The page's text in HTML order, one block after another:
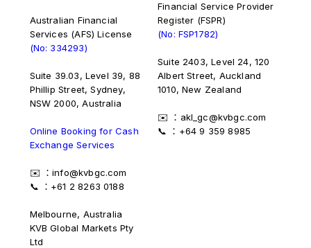
Australian Financial
Services (AFS) License
(No: 334293)
Suite 39.03, Level 39, 88
Phillip Street, Sydney,
NSW 2000, Australia
Online Booking for Cash
Exchange Services
✉️ ：info@kvbgc.com
📞 ：+61 2 8263 0188
Melbourne, Australia
KVB Global Markets Pty
Ltd
Financial Service Provider
Register (FSPR)
(No: FSP1782)
Suite 2403, Level 24, 120
Albert Street, Auckland
1010, New Zealand
✉️ ：akl_gc@kvbgc.com
📞 ：+64 9 359 8985